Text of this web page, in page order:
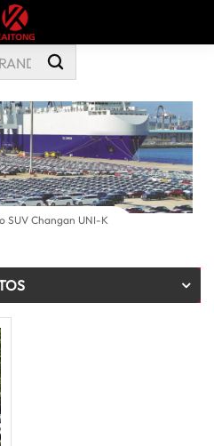
SUV Changan UNI-K